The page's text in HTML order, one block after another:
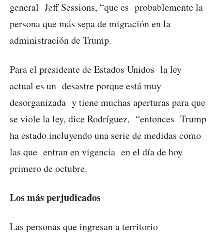
general Jeff Sessions, “que es probablemente la
persona que más sepa de migración en la
administración de Trump.
Para el presidente de Estados Unidos la ley
actual es un desastre porque está muy
desorganizada y tiene muchas aperturas para que
se viole la ley, dice Rodríguez, “entonces Trump
ha estado incluyendo una serie de medidas como
las que entran en vigencia en el día de hoy
primero de octubre.
Los más perjudicados
Las personas que ingresan a territorio